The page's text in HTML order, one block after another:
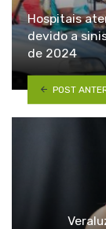
Hospitais
devido a
de 2024
POST